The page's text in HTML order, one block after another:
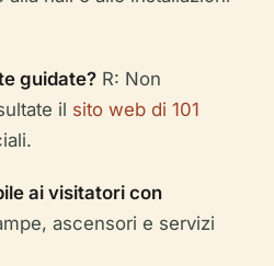
guidate? R: Non
il sito web di 101
ai visitatori con
ascensori e servizi